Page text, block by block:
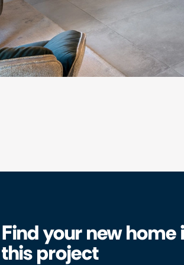
Find your new home
this project